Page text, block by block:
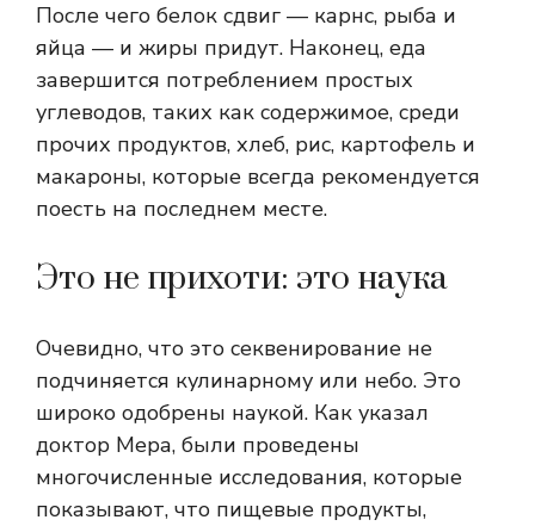
После чего белок сдвиг — карнс, рыба и
яйца — и жиры придут. Наконец, еда
завершится потреблением простых
углеводов, таких как содержимое, среди
прочих продуктов, хлеб, рис, картофель и
макароны, которые всегда рекомендуется
поесть на последнем месте.
Это не прихоти: это наука
Очевидно, что это секвенирование не
подчиняется кулинарному или небо. Это
широко одобрены наукой. Как указал
доктор Мера, были проведены
многочисленные исследования, которые
показывают, что пищевые продукты,